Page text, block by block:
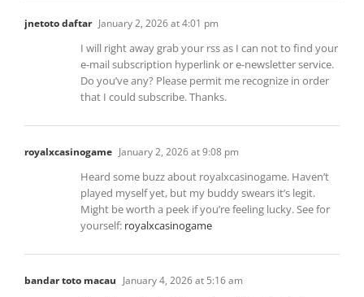
jnetoto daftar January 2, 2026 at 4:01 pm
I will right away grab your rss as I can not to find your
e-mail subscription hyperlink or e-newsletter service.
Do you’ve any? Please permit me recognize in order
that I could subscribe. Thanks.
royalxcasinogame January 2, 2026 at 9:08 pm
Heard some buzz about royalxcasinogame. Haven’t
played myself yet, but my buddy swears it’s legit.
Might be worth a peek if you’re feeling lucky. See for
yourself: royalxcasinogame
bandar toto macau January 4, 2026 at 5:16 am